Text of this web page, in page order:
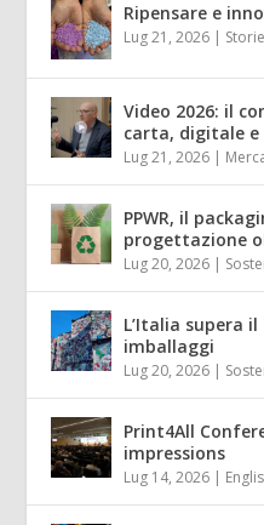
Ripensare e
Lug 21, 2026
Video 2026: il
carta, digitale e
Lug 21, 2026
PPWR, il
progettazione
Lug 20, 2026
L’Italia supera
imballaggi
Lug 20, 2026
Print4All
impressions
Lug 14, 2026